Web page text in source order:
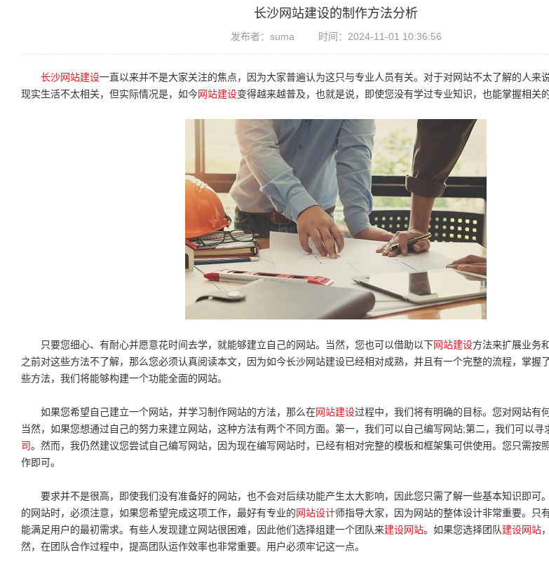
长沙网站建设的制作方法分析
发布者：suma 时间：2024-11-01 10:36:56
长沙网站建设一直以来并不是大家关注的焦点，因为大家普遍认为这只与专业人员有关。对于对网站不太了解的人来说
现实生活不太相关，但实际情况是，如今网站建设变得越来越普及，也就是说，即使您没有学过专业知识，也能掌握相关
只要您细心、有耐心并愿意花时间去学，就能够建立自己的网站。当然，您也可以借助以下网站建设方法来扩展业务
之前对这些方法不了解，那么您必须认真阅读本文，因为如今长沙网站建设已经相对成熟，并且有一个完整的流程，掌握
些方法，我们将能够构建一个功能全面的网站。
如果您希望自己建立一个网站，并学习制作网站的方法，那么在网站建设过程中，我们将有明确的目标。您对网站有
当然，如果您想通过自己的努力来建立网站，这种方法有两个不同方面。第一，我们可以自己编写网站;第二，我们可以寻
司。然而，我仍然建议您尝试自己编写网站，因为现在编写网站时，已经有相对完整的模板和框架集可供使用。您只需按
作即可。
要求并不是很高，即使我们没有准备好的网站，也不会对后续功能产生太大影响，因此您只需了解一些基本知识即可
的网站时，必须注意，如果您希望完成这项工作，最好有专业的网站设计师指导大家，因为网站的整体设计非常重要。只
能满足用户的最初需求。有些人发现建立网站很困难，因此他们选择组建一个团队来建设网站。如果您选择团队建设网站
然，在团队合作过程中，提高团队运作效率也非常重要。用户必须牢记这一点。